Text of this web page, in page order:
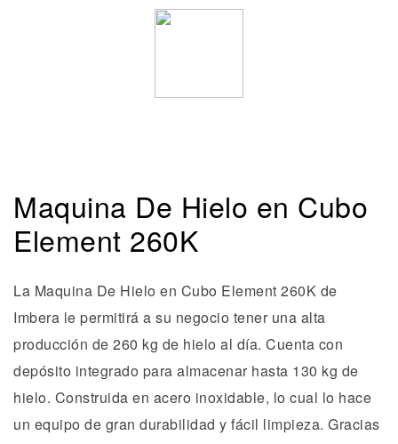
Maquina De Hielo en Cubo
Element 260K
La Maquina De Hielo en Cubo Element 260K de
Imbera le permitirá a su negocio tener una alta
producción de 260 kg de hielo al día. Cuenta con
depósito integrado para almacenar hasta 130 kg de
hielo. Construida en acero inoxidable, lo cual lo hace
un equipo de gran durabilidad y fácil limpieza. Gracias